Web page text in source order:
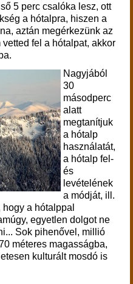
5 perc csalóka lesz, ott
a hótalpra, hiszen a
aztán megérkezünk az
fel a hótalpat, akkor
Nagyjából
30
másodperc
alatt
megtanítjuk
a hótalp
használatát,
a hótalp fel-
és
levételének
a módját, ill.
a hótalppal
egyetlen dolgot ne
Sok pihenővel, millió
méteres magasságba,
kulturált mosdó is